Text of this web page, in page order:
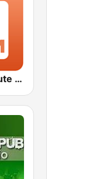
1.FM - Absolute 70s Pop